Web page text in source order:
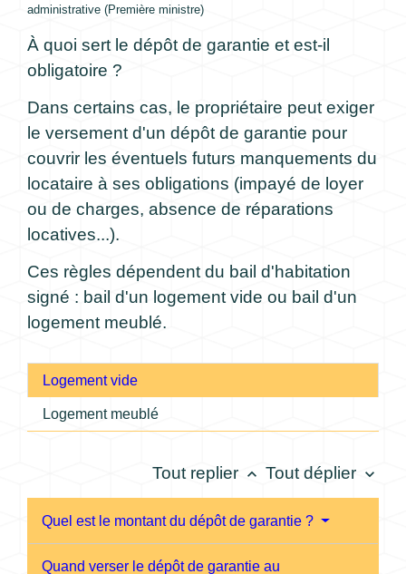
administrative (Première ministre)
À quoi sert le dépôt de garantie et est-il
obligatoire ?
Dans certains cas, le propriétaire peut exiger
le versement d'un dépôt de garantie pour
couvrir les éventuels futurs manquements du
locataire à ses obligations (impayé de loyer
ou de charges, absence de réparations
locatives...).
Ces règles dépendent du bail d'habitation
signé : bail d'un logement vide ou bail d'un
logement meublé.
Logement vide
Logement meublé
Tout replier keyboard_arrow_up Tout déplier keyboard_arrow_down
Quel est le montant du dépôt de garantie ?
Quand verser le dépôt de garantie au